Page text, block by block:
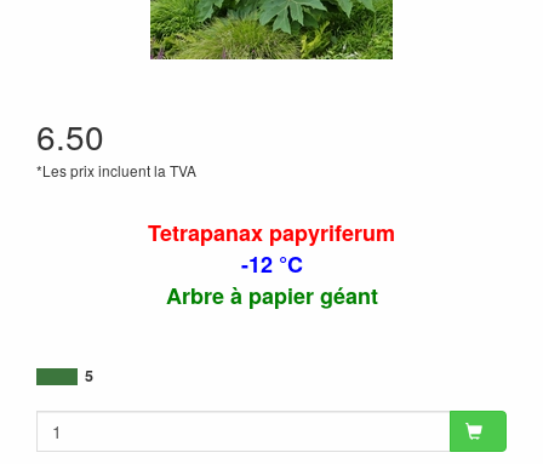
6.50
*Les prix incluent la TVA
Tetrapanax papyriferum
-12 °C
Arbre à papier géant
5